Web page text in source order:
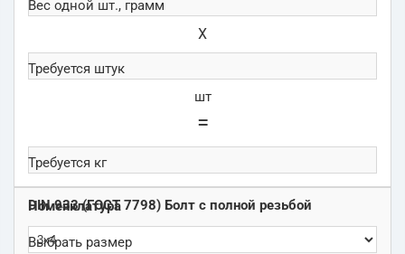
Х
шт
=
DIN 933 (ГОСТ 7798) Болт с полной резьбой